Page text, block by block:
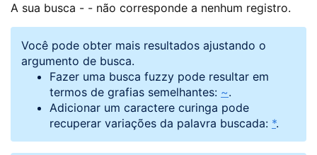
A sua busca - - não corresponde a nenhum registro.
Você pode obter mais resultados ajustando o
argumento de busca.
Fazer uma busca fuzzy pode resultar em
termos de grafias semelhantes: ~.
Adicionar um caractere curinga pode
recuperar variações da palavra buscada: *.